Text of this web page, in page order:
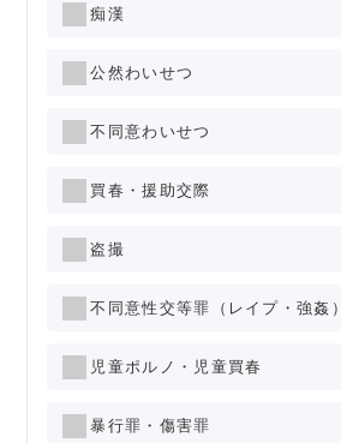
痴漢
公然わいせつ
不同意わいせつ
買春・援助交際
盗撮
不同意性交等罪（レイプ・強姦）
児童ポルノ・児童買春
暴行罪・傷害罪